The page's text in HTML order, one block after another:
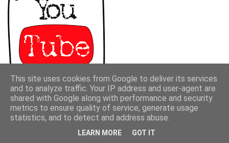
This site uses cookies from Google to deliver its services
and to analyze traffic. Your IP address and user-agent are
shared with Google along with performance and security
metrics to ensure quality of service, generate usage
statistics, and to detect and address abuse.
LEARN MORE GOT IT